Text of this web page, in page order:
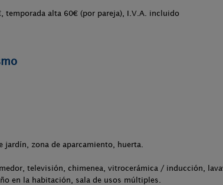
temporada alta 60€ (por pareja), I.V.A. incluido
jardín, zona de aparcamiento, huerta.
televisión, chimenea, vitrocerámica / inducción,
en la habitación, sala de usos múltiples.